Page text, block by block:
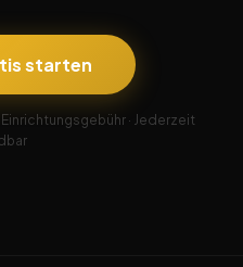
starten
· Jederzeit